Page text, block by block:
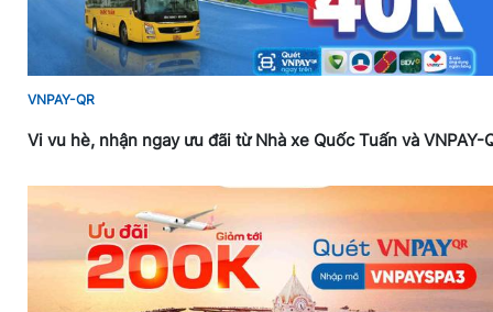
VNPAY-QR
Vi vu hè, nhận ngay ưu đãi từ Nhà xe Quốc Tuấn và VNPAY-